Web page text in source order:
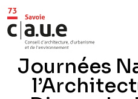
Journées